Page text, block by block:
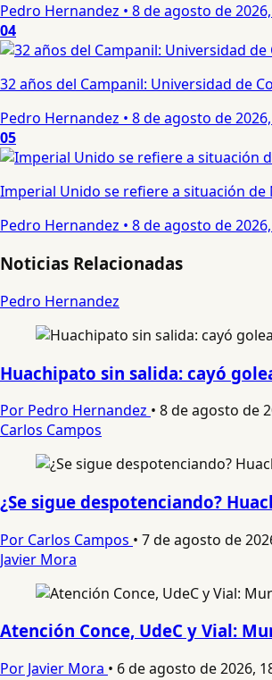
Pedro Hernandez • 8 de agosto de
04
32 años del Campanil: Universidad de
Pedro Hernandez • 8 de agosto de
05
Imperial Unido se refiere a situación
Pedro Hernandez • 8 de agosto de
Noticias Relacionadas
Pedro Hernandez
Huachipato sin salida: cayó
Por Pedro Hernandez • 8 de agosto de
Carlos Campos
¿Se sigue despotenciando?
Por Carlos Campos • 7 de agosto de
Javier Mora
Atención Conce, UdeC y Vial:
Por Javier Mora • 6 de agosto de 2026,